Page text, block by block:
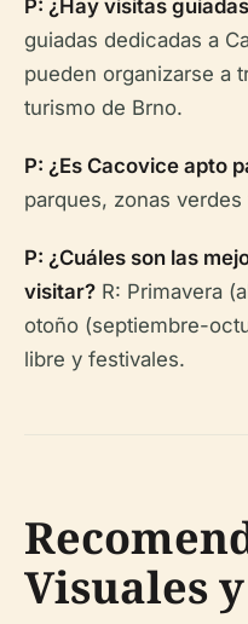
P: ¿Hay visitas
guiadas dedicadas a
pueden organizarse a
turismo de Brno.
P: ¿Es Cacovice apto
parques, zonas
P: ¿Cuáles son las
visitar? R: Primavera
otoño (septiembre-
libre y festivales.
Visuales